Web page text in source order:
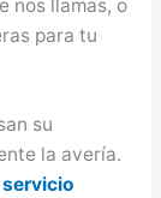
nos llamas, o
para tu
su
la avería.
servicio